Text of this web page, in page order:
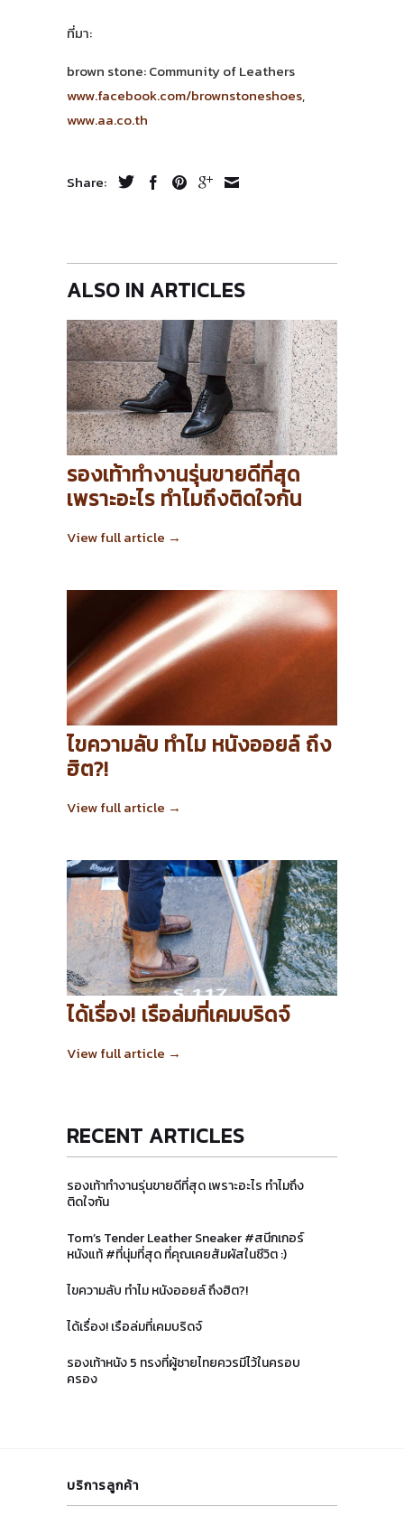
ที่มา:
brown stone: Community of Leathers
www.facebook.com/brownstoneshoes,
www.aa.co.th
Share:
ALSO IN ARTICLES
รองเท้าทำงานรุ่นขายดีที่สุด
เพราะอะไร ทำไมถึงติดใจกัน
View full article →
ไขความลับ ทำไม หนังออยล์ ถึง
ฮิต?!
View full article →
ได้เรื่อง! เรือล่มที่เคมบริดจ์
View full article →
RECENT ARTICLES
รองเท้าทำงานรุ่นขายดีที่สุด เพราะอะไร ทำไมถึง
ติดใจกัน
Tom’s Tender Leather Sneaker #สนีกเกอร์
หนังแท้ #ที่นุ่มที่สุด ที่คุณเคยสัมผัสในชีวิต :)
ไขความลับ ทำไม หนังออยล์ ถึงฮิต?!
ได้เรื่อง! เรือล่มที่เคมบริดจ์
รองเท้าหนัง 5 ทรงที่ผู้ชายไทยควรมีไว้ในครอบ
ครอง
บริการลูกค้า